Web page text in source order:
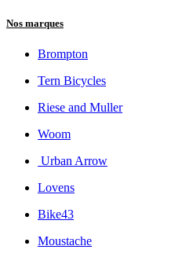
Nos marques
Brompton
Tern Bicycles
Riese and Muller
Woom
Urban Arrow
Lovens
Bike43
Moustache